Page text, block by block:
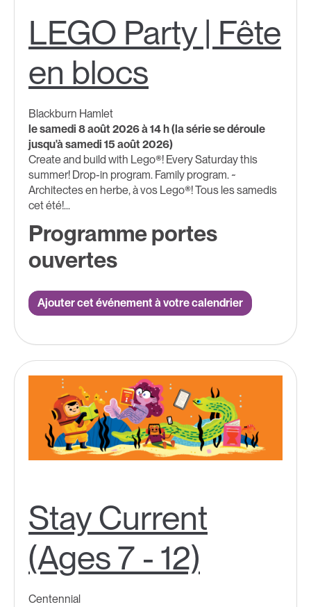
LEGO Party | Fête
en blocs
Blackburn Hamlet
le samedi 8 août 2026 à 14 h (la série se déroule
jusqu'à samedi 15 août 2026)
Create and build with Lego®! Every Saturday this
summer! Drop-in program. Family program. ~
Architectes en herbe, à vos Lego®! Tous les samedis
cet été!...
Programme portes
ouvertes
Ajouter cet événement à votre calendrier
Stay Current
(Ages 7 - 12)
Centennial